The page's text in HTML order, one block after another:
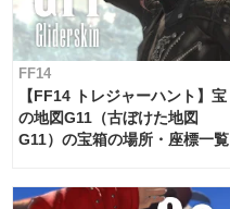
FF14
【FF14 トレジャーハント】宝
の地図G11（古ぼけた地図
G11）の宝箱の場所・座標一覧